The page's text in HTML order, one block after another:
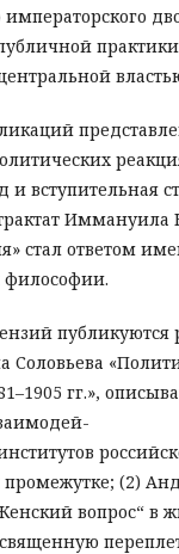
и вступительная
Иммануила
стал ответом
философии.
Соловьева
гг.»,
(2)
вопрос“ в